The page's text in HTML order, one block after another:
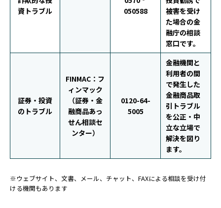
資トラブル
050588
被害を受け
た場合の金
融庁の相談
窓口です。
証券・投資
のトラブル
FINMAC：フ
ィンマック
（証券・金
融商品あっ
せん相談セ
ンター）
0120-64-
5005
金融機関と
利用者の間
で発生した
金融商品取
引トラブル
を公正・中
立な立場で
解決を図り
ます。
※ウェブサイト、文書、メール、チャット、FAXによる相談を受け付
ける機関もあります